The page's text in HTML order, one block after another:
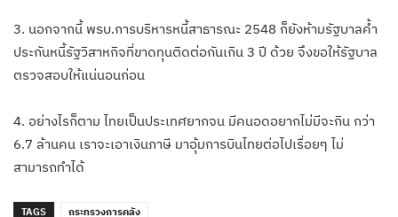
3. นอกจากนี้ พรบ.การบริหารหนี้สาธารณะ 2548 ก็ยังห้ามรัฐบาลค้ำ
ประกันหนี้รัฐวิสาหกิจที่ขาดทุนติดต่อกันเกิน 3 ปี ด้วย จึงขอให้รัฐบาล
ตรวจสอบให้แน่นอนก่อน
4. อย่างไรก็ตาม ไทยเป็นประเทศยากจน มีคนอดอยากไม่มีจะกิน กว่า
6.7 ล้านคน เราจะเอาเงินภาษี มาอุ้มการบินไทยต่อไปเรื่อยๆ ไม่
สามารถทำได้
TAGS กระทรวงการคลัง